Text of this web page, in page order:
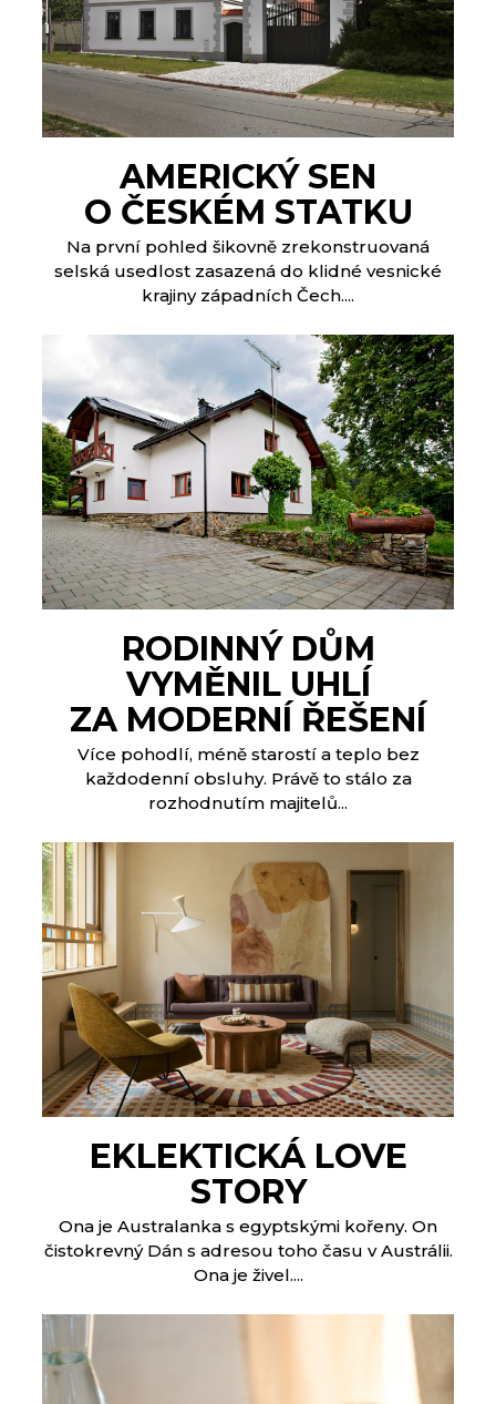
AMERICKÝ SEN
O ČESKÉM STATKU
Na první pohled šikovně zrekonstruovaná
selská usedlost zasazená do klidné vesnické
krajiny západních Čech....
RODINNÝ DŮM
VYMĚNIL UHLÍ
ZA MODERNÍ ŘEŠENÍ
Více pohodlí, méně starostí a teplo bez
každodenní obsluhy. Právě to stálo za
rozhodnutím majitelů...
EKLEKTICKÁ LOVE
STORY
Ona je Australanka s egyptskými kořeny. On
čistokrevný Dán s adresou toho času v Austrálii.
Ona je živel....